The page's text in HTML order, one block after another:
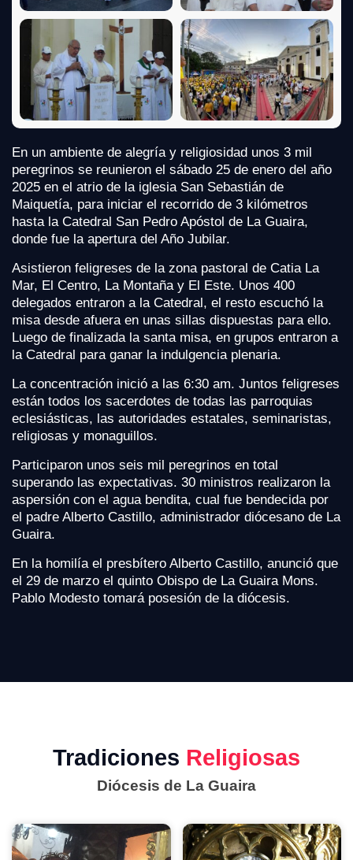
En un ambiente de alegría y religiosidad unos 3 mil
peregrinos se reunieron el sábado 25 de enero del año
2025 en el atrio de la iglesia San Sebastián de
Maiquetía, para iniciar el recorrido de 3 kilómetros
hasta la Catedral San Pedro Apóstol de La Guaira,
donde fue la apertura del Año Jubilar.
Asistieron feligreses de la zona pastoral de Catia La
Mar, El Centro, La Montaña y El Este. Unos 400
delegados entraron a la Catedral, el resto escuchó la
misa desde afuera en unas sillas dispuestas para ello.
Luego de finalizada la santa misa, en grupos entraron a
la Catedral para ganar la indulgencia plenaria.
La concentración inició a las 6:30 am. Juntos feligreses
están todos los sacerdotes de todas las parroquias
eclesiásticas, las autoridades estatales, seminaristas,
religiosas y monaguillos.
Participaron unos seis mil peregrinos en total
superando las expectativas. 30 ministros realizaron la
aspersión con el agua bendita, cual fue bendecida por
el padre Alberto Castillo, administrador diócesano de La
Guaira.
En la homilía el presbítero Alberto Castillo, anunció que
el 29 de marzo el quinto Obispo de La Guaira Mons.
Pablo Modesto tomará posesión de la diócesis.
Tradiciones Religiosas
Diócesis de La Guaira